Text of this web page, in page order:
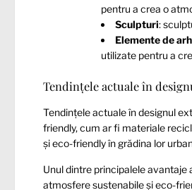
pentru a crea o
Sculpturi:
Elemente de
utilizate pentru a
Tendințele actuale în
Tendințele actuale în designul
friendly, cum ar fi materiale
și eco-friendly în grădina lor
Unul dintre principalele
atmosfere sustenabile și eco-